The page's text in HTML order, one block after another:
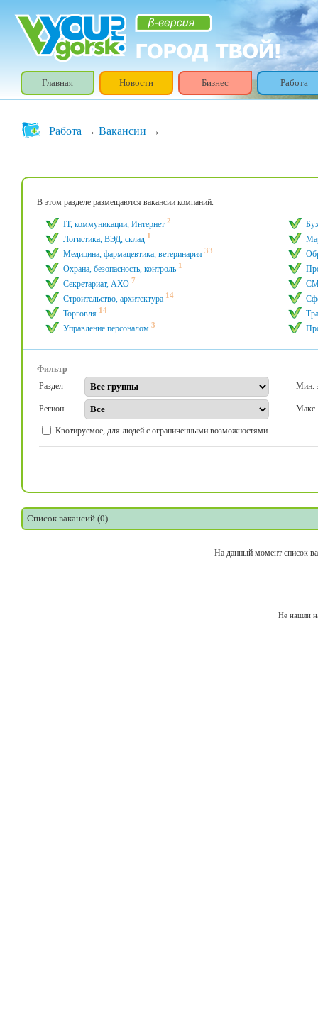
Главная Новости Бизнес Работа
Работа → Вакансии →
В этом разделе размещаются вакансии компаний.
IT, коммуникации, Интернет 2
Логистика, ВЭД, склад 1
Медицина, фармацевтика, ветеринария 33
Охрана, безопасность, контроль 1
Секретариат, АХО 7
Строительство, архитектура 14
Торговля 14
Управление персоналом 3
Фильтр
Раздел
Мин.
Регион Макс.
Квотируемое, для людей с ограниченными возможностями
Список вакансий (0)
На данный момент список
Не нашли